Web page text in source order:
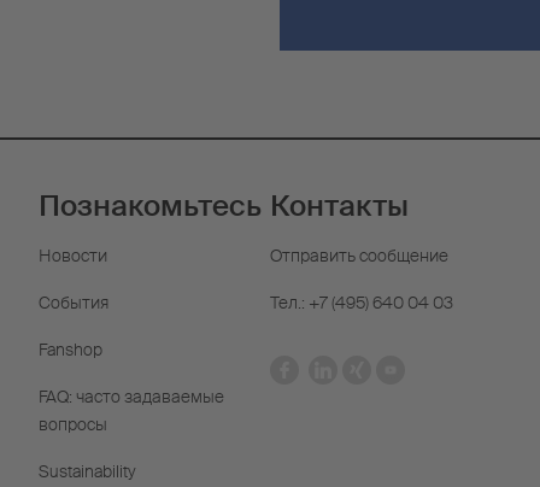
Познакомьтесь
Новости
События
Fanshop
FAQ: часто задаваемые
вопросы
Sustainability
Контакты
Отправить сообщение
Тел.: +7 (495) 640 04 03